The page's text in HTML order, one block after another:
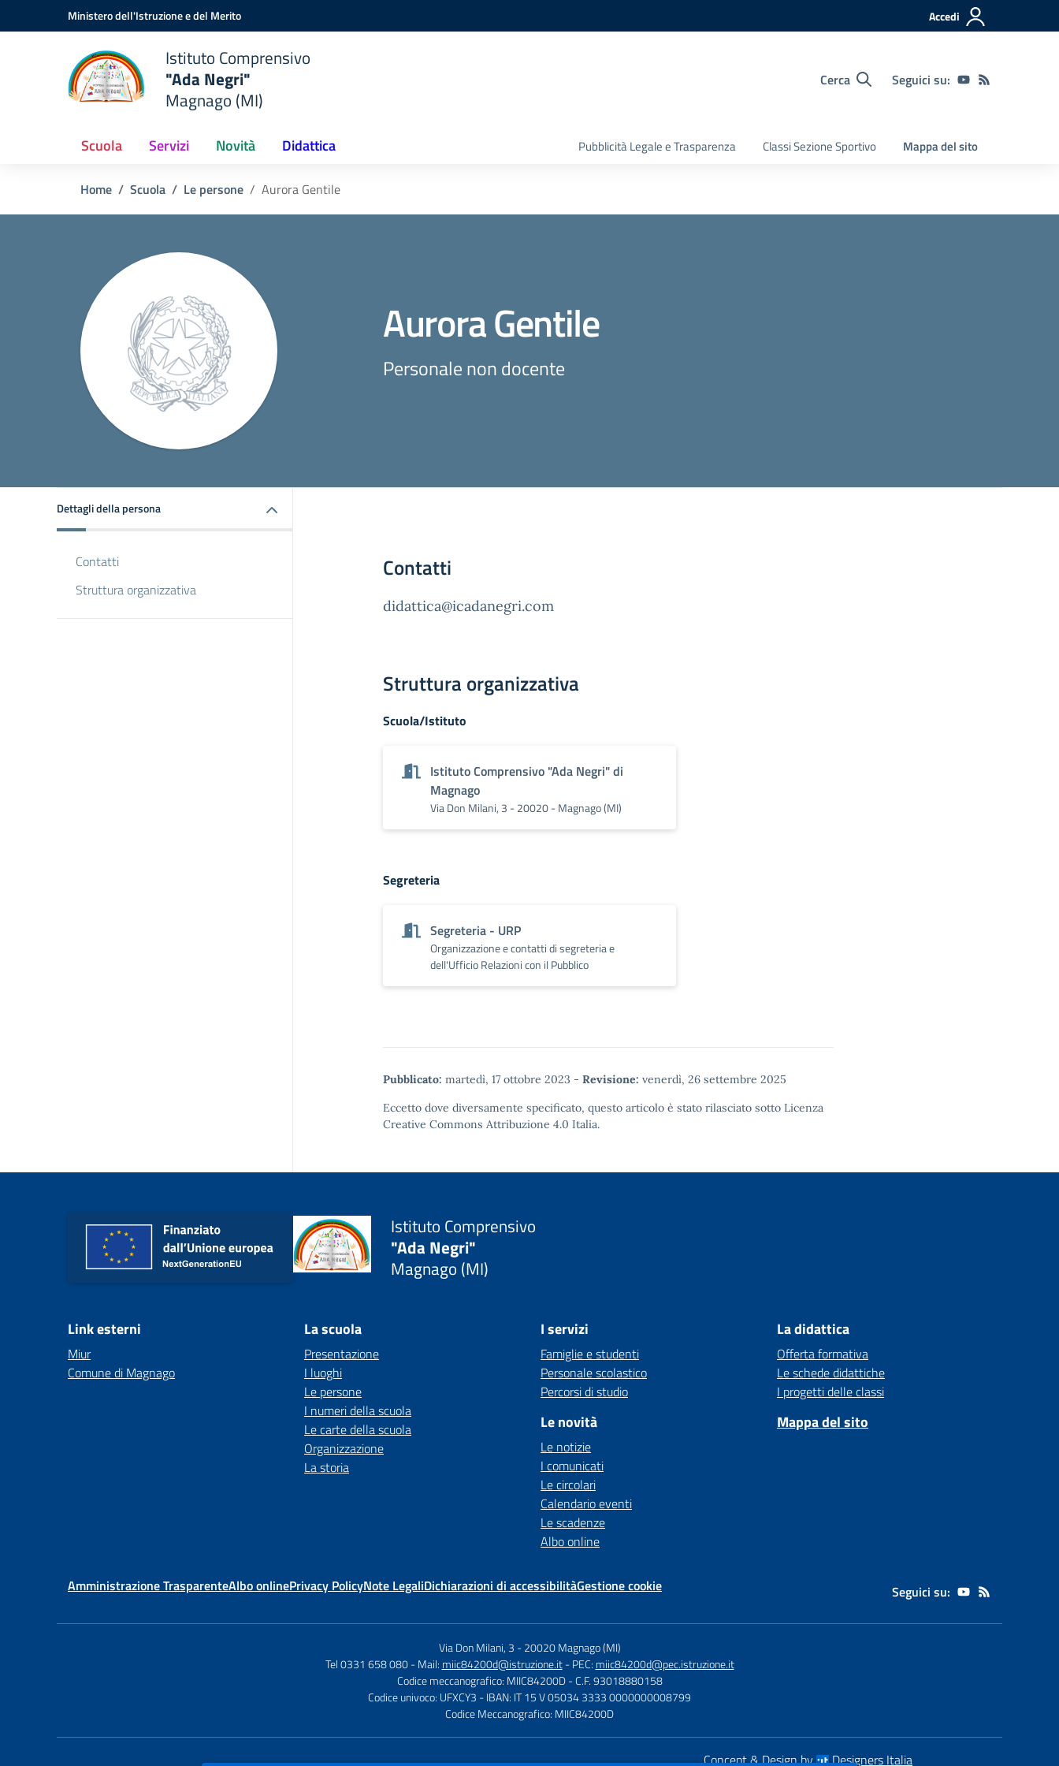
Vai ai contenuti
Vai al menu di navigazioneMinistero dell'Istruzione e del Merito Accedi
Istituto Comprensivo
"Ada Negri"
Magnago (MI)
Cerca Seguici su:
Scuola Servizi Novità Didattica Pubblicità Legale e Trasparenza Classi Sezione Sportivo Mappa del sito
Home Scuola Le persone Aurora Gentile
Aurora Gentile
Personale non docente
Dettagli della persona
Contatti
Struttura organizzativa
Contatti
didattica@icadanegri.com
Struttura organizzativa
Scuola/Istituto
Istituto Comprensivo "Ada Negri" di
Magnago
Via Don Milani, 3 - 20020 - Magnago (MI)
Segreteria
Segreteria - URP
Organizzazione e contatti di segreteria e
dell'Ufficio Relazioni con il Pubblico
Pubblicato: martedì, 17 ottobre 2023 - Revisione: venerdì, 26 settembre 2025
Eccetto dove diversamente specificato, questo articolo è stato rilasciato sotto Licenza
Creative Commons Attribuzione 4.0 Italia.
Istituto Comprensivo
"Ada Negri"
Magnago (MI)
Link esterni
Miur
Comune di Magnago
La scuola
Presentazione
I luoghi
Le persone
I numeri della scuola
Le carte della scuola
Organizzazione
La storia
I servizi
Famiglie e studenti
Personale scolastico
Percorsi di studio
Le novità
Le notizie
I comunicati
Le circolari
Calendario eventi
Le scadenze
Albo online
La didattica
Offerta formativa
Le schede didattiche
I progetti delle classi
Mappa del sito
Amministrazione TrasparenteAlbo onlinePrivacy PolicyNote LegaliDichiarazioni di accessibilitàGestione cookie Seguici su:
Via Don Milani, 3 -20020 Magnago (MI)
Tel 0331 658 080 - Mail: miic84200d@istruzione.it - PEC: miic84200d@pec.istruzione.it
Codice meccanografico: MIIC84200D - C.F. 93018880158
Codice univoco: UFXCY3 - IBAN: IT 15 V 05034 3333 0000000008799
Codice Meccanografico: MIIC84200D
Concept & Design by Designers Italia